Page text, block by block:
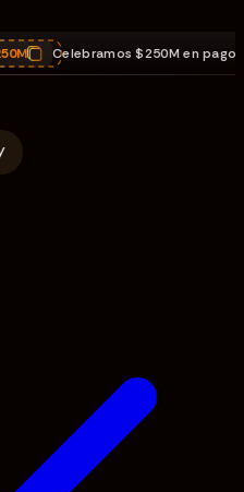
Celebramos $250M en pagos,25%